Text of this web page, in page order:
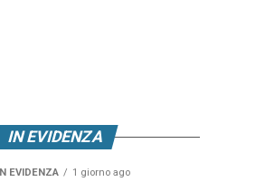
IN EVIDENZA
IN EVIDENZA 1 giorno ago